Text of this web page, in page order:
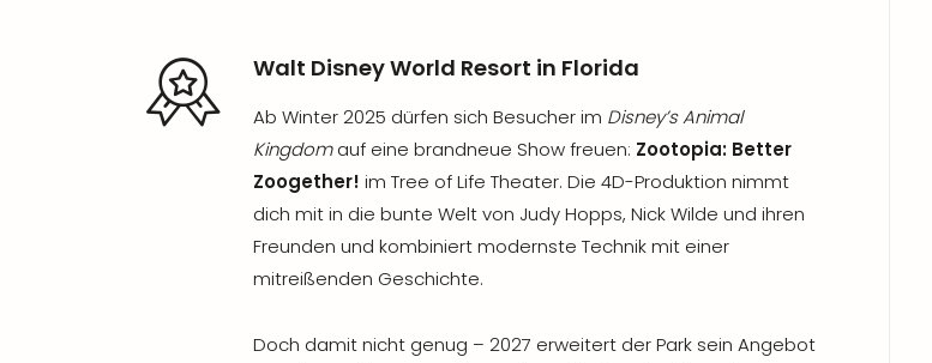
Walt Disney World Resort in Florida
Ab Winter 2025 dürfen sich Besucher im Disney’s Animal
Kingdomauf eine brandneue Show freuen: Zootopia: Better
Zoogether! im Tree of Life Theater. Die 4D-Produktion nimmt
dich mit in die bunte Welt von Judy Hopps, Nick Wilde und ihren
Freunden und kombiniert modernste Technik mit einer
mitreißenden Geschichte.
Doch damit nicht genug – 2027 erweitert der Park sein Angebot